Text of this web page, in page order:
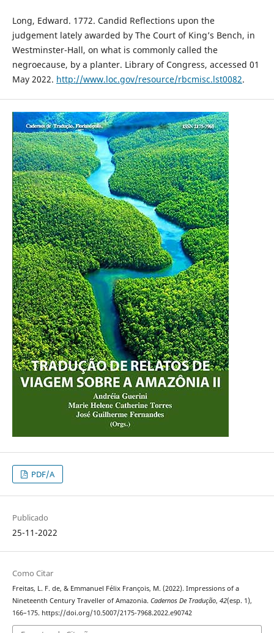
Long, Edward. 1772. Candid Reflections upon the
judgement lately awarded by The Court of King’s Bench, in
Westminster-Hall, on what is commonly called the
negroecause, by a planter. Library of Congress, accessed 01
May 2022. http://www.loc.gov/resource/rbcmisc.lst0082.
PDF/A
Publicado
25-11-2022
Como Citar
Freitas, L. F. de, & Emmanuel Félix François, M. (2022). Impressions of a
Nineteenth Century Traveller of Amazonia. Cadernos De Tradução, 42(esp. 1),
166–175. https://doi.org/10.5007/2175-7968.2022.e90742